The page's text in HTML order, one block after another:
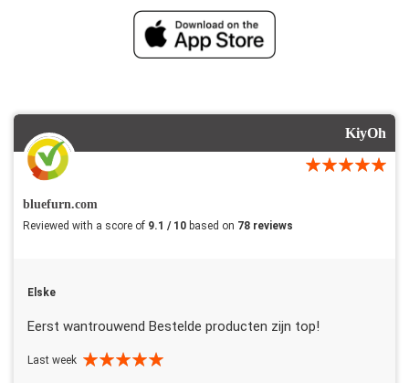
KiyOh
bluefurn.com
Reviewed with a score of 9.1 / 10 based on 78 reviews
Elske
Eerst wantrouwend Bestelde producten zijn top!
Last week